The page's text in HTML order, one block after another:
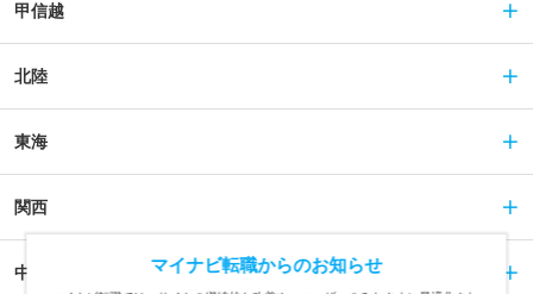
甲信越
北陸
東海
関西
中国 マイナビ転職からのお知らせ